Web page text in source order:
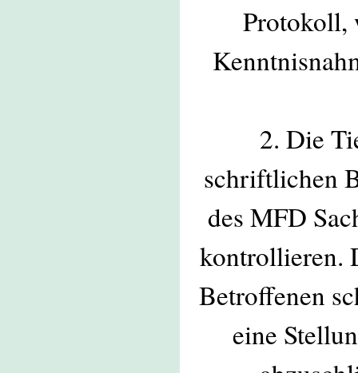
Protokoll,
2. Die
schriftlichen
des MFD
kontrollieren.
Betroffenen
eine